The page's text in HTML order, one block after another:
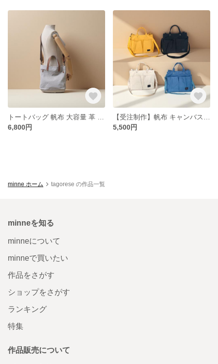
6,800円
5,500円
minne ホーム tagorese の作品一覧
minneを知る
minneについて
minneで買いたい
作品をさがす
ショップをさがす
ランキング
特集
作品販売について